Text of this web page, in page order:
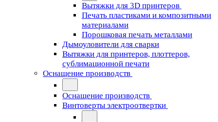
Вытяжки для 3D принтеров
Печать пластиками и композитными
материалами
Порошковая печать металлами
Дымоуловители для сварки
Вытяжки для принтеров, плоттеров,
сублимационной печати
Оснащение производств
Оснащение производств
Винтоверты электроотвертки